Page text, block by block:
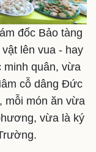
đốc Bảo tàng
lên vua - hay
minh quân, vừa
cỗ dâng Đức
mỗi món ăn vừa
vừa là ký